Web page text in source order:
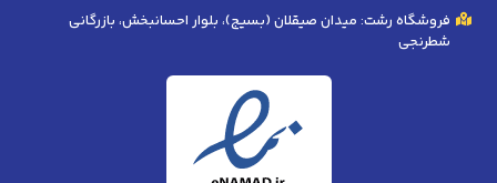
فروشگاه رشت: میدان صیقلان (بسیج)، بلوار احسانبخش، بازرگانی
شطرنجی